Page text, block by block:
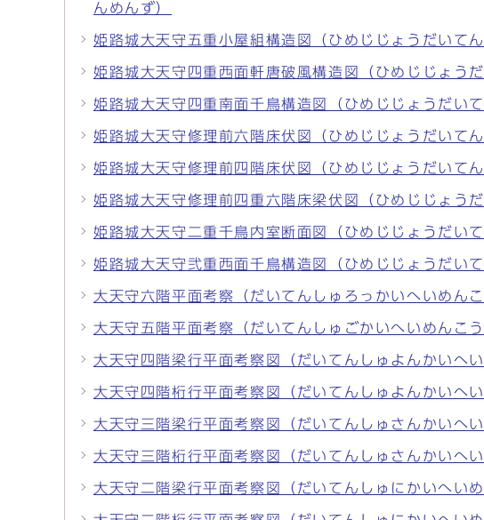
んめんず）
姫路城大天守五重小屋組構造図（ひめじじょうだいて
姫路城大天守四重西面軒唐破風構造図（ひめじじょう
姫路城大天守四重南面千鳥構造図（ひめじじょうだい
姫路城大天守修理前六階床伏図（ひめじじょうだいて
姫路城大天守修理前四階床伏図（ひめじじょうだいて
姫路城大天守修理前四重六階床梁伏図（ひめじじょう
姫路城大天守二重千鳥内室断面図（ひめじじょうだい
姫路城大天守弐重西面千鳥構造図（ひめじじょうだい
大天守六階平面考察（だいてんしゅろっかいへいめんこ
大天守五階平面考察（だいてんしゅごかいへいめんこう
大天守四階梁行平面考察図（だいてんしゅよんかいへ
大天守四階桁行平面考察図（だいてんしゅよんかいへ
大天守三階梁行平面考察図（だいてんしゅさんかいへ
大天守三階桁行平面考察図（だいてんしゅさんかいへ
大天守二階梁行平面考察図（だいてんしゅにかいへい